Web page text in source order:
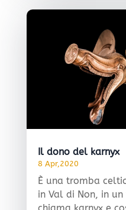
Il dono del karnyx
8 Apr,2020
È una tromba
in Val di Non, in
chiama karnyx e